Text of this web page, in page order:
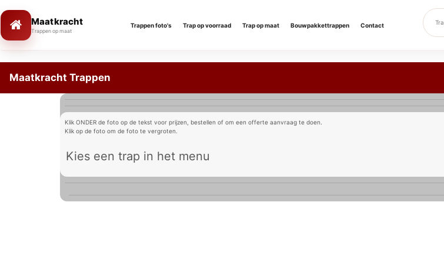
Maatkracht
Trappen op maat
Trappen foto's Trap op voorraad Trap op maat Bouwpakkettrappen Contact
Maatkracht Trappen
Klik ONDER de foto op de tekst voor prijzen, bestellen of om een offerte aanvraag te doen.
Klik op de foto om de foto te vergroten.
Kies een trap in het menu